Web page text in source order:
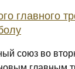
главного
союз во